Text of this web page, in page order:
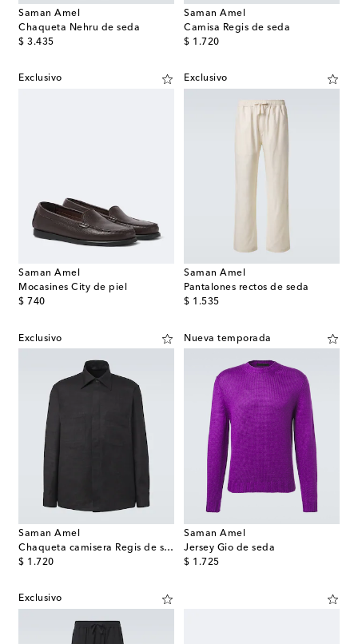
Saman Amel
Chaqueta Nehru de seda
$ 3.435
original price
Saman Amel
Camisa Regis de seda
$ 1.720
original price
Exclusivo
Saman Amel
Mocasines City de piel
$ 740
original price
Exclusivo
Saman Amel
Pantalones rectos de seda
$ 1.535
original price
Exclusivo
Saman Amel
Chaqueta camisera Regis de seda
$ 1.720
original price
Nueva temporada
Saman Amel
Jersey Gio de seda
$ 1.725
original price
Exclusivo